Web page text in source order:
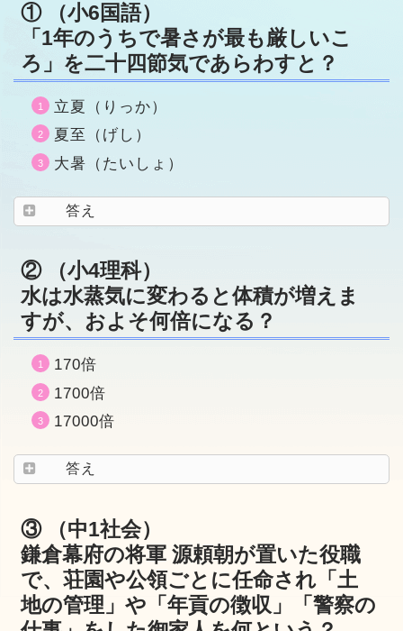
① （小6国語）
「1年のうちで暑さが最も厳しいこ
ろ」を二十四節気であらわすと？
立夏（りっか）
夏至（げし）
大暑（たいしょ）
答え
② （小4理科）
水は水蒸気に変わると体積が増えま
すが、およそ何倍になる？
170倍
1700倍
17000倍
答え
③ （中1社会）
鎌倉幕府の将軍 源頼朝が置いた役職
で、荘園や公領ごとに任命され「土
地の管理」や「年貢の徴収」「警察の